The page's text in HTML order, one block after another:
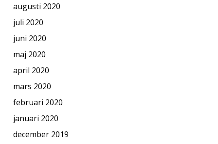
augusti 2020
juli 2020
juni 2020
maj 2020
april 2020
mars 2020
februari 2020
januari 2020
december 2019